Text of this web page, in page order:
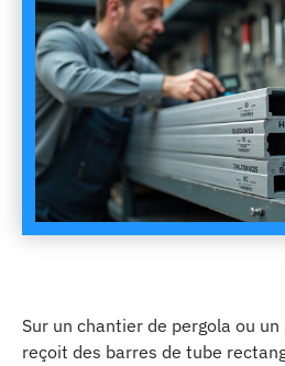
Sur un chantier de pergola ou
reçoit des barres de tube